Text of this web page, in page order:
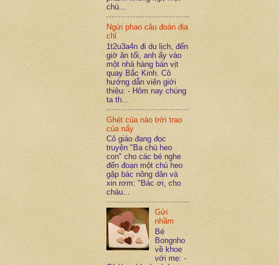
chú...
Ngửi phao câu đoán địa
chỉ
1t2u3a4n đi du lịch, đến
giờ ăn tối, anh ấy vào
một nhà hàng bán vịt
quay Bắc Kinh. Cô
hướng dẫn viên giới
thiệu: - Hôm nay chúng
ta th...
Ghét của nào trời trao
của nấy
Cô giáo đang đọc
truyện "Ba chú heo
con" cho các bé nghe
đến đoạn một chú heo
gặp bác nông dân và
xin rơm: "Bác ơi, cho
cháu...
Gửi
nhầm
Bé
Bongnho
về khoe
với mẹ: -